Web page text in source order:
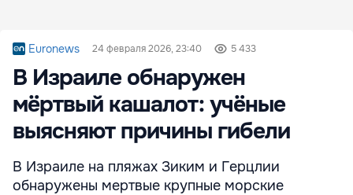
Euronews 24 февраля 2026, 23:40 5 433
В Израиле обнаружен
мёртвый кашалот: учёные
выясняют причины гибели
В Израиле на пляжах Зиким и Герцлии
обнаружены мертвые крупные морские